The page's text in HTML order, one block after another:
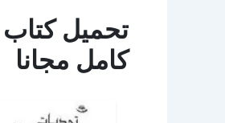
كامل مجانا